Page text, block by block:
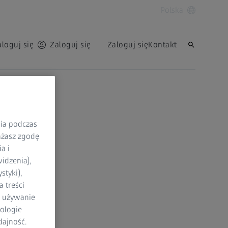
się Zaloguj się Zaloguj sięKontakt
podczas
zgodę
i
treści